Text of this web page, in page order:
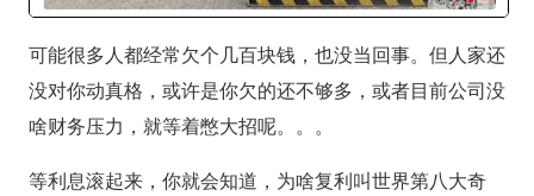
可能很多人都经常欠个几百块钱，也没当回事。但人家还
没对你动真格，或许是你欠的还不够多，或者目前公司没
啥财务压力，就等着憋大招呢。。。
等利息滚起来，你就会知道，为啥复利叫世界第八大奇